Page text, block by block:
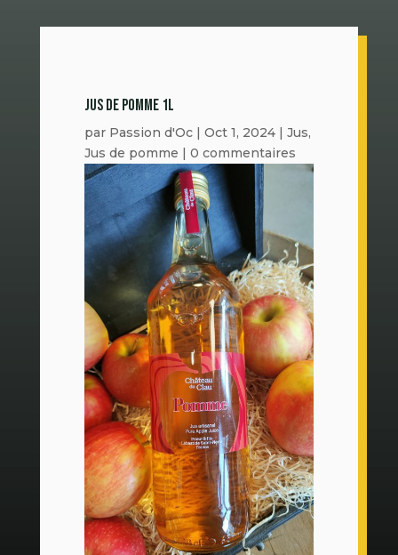
JUS DE POMME 1L
par Passion d'Oc| Oct 1, 2024| Jus,
Jus de pomme | 0 commentaires